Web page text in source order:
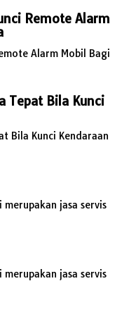
Remote Alarm
Alarm Mobil Bagi
Tepat Bila Kunci
Bila Kunci Kendaraan
merupakan jasa servis
merupakan jasa servis